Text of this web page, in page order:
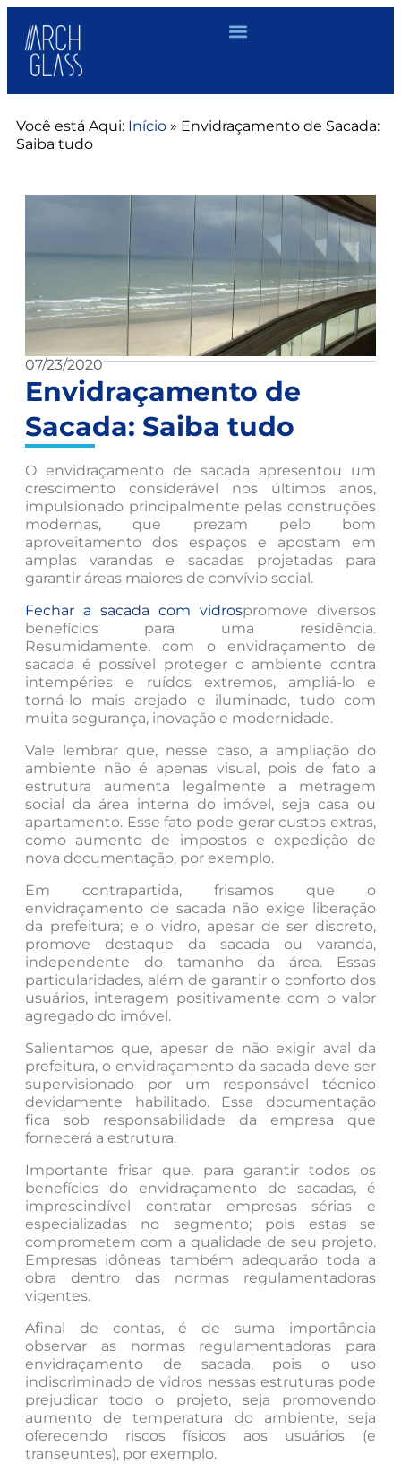
Você está Aqui: Início » Envidraçamento de Sacada:
Saiba tudo
07/23/2020
Envidraçamento de
Sacada: Saiba tudo
O envidraçamento de sacada apresentou um
crescimento considerável nos últimos anos,
impulsionado principalmente pelas construções
modernas, que prezam pelo bom
aproveitamento dos espaços e apostam em
amplas varandas e sacadas projetadas para
garantir áreas maiores de convívio social.
Fechar a sacada com vidrospromove diversos
benefícios para uma residência.
Resumidamente, com o envidraçamento de
sacada é possível proteger o ambiente contra
intempéries e ruídos extremos, ampliá-lo e
torná-lo mais arejado e iluminado, tudo com
muita segurança, inovação e modernidade.
Vale lembrar que, nesse caso, a ampliação do
ambiente não é apenas visual, pois de fato a
estrutura aumenta legalmente a metragem
social da área interna do imóvel, seja casa ou
apartamento. Esse fato pode gerar custos extras,
como aumento de impostos e expedição de
nova documentação, por exemplo.
Em contrapartida, frisamos que o
envidraçamento de sacada não exige liberação
da prefeitura; e o vidro, apesar de ser discreto,
promove destaque da sacada ou varanda,
independente do tamanho da área. Essas
particularidades, além de garantir o conforto dos
usuários, interagem positivamente com o valor
agregado do imóvel.
Salientamos que, apesar de não exigir aval da
prefeitura, o envidraçamento da sacada deve ser
supervisionado por um responsável técnico
devidamente habilitado. Essa documentação
fica sob responsabilidade da empresa que
fornecerá a estrutura.
Importante frisar que, para garantir todos os
benefícios do envidraçamento de sacadas, é
imprescindível contratar empresas sérias e
especializadas no segmento; pois estas se
comprometem com a qualidade de seu projeto.
Empresas idôneas também adequarão toda a
obra dentro das normas regulamentadoras
vigentes.
Afinal de contas, é de suma importância
observar as normas regulamentadoras para
envidraçamento de sacada, pois o uso
indiscriminado de vidros nessas estruturas pode
prejudicar todo o projeto, seja promovendo
aumento de temperatura do ambiente, seja
oferecendo riscos físicos aos usuários (e
transeuntes), por exemplo.